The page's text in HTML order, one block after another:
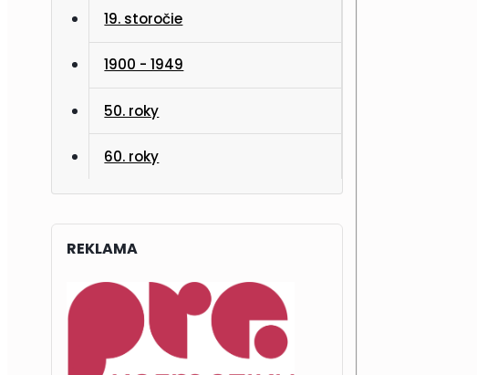
19. storočie
1900 - 1949
50. roky
60. roky
REKLAMA